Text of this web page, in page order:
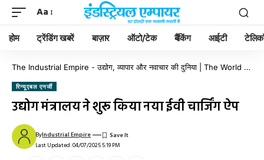
Aa
होम ट्रेंडिंग खबरें बाज़ार ऑटो/टेक बैंकिंग आईटी
The Industrial Empire - उद्योग, व्यापार और नवाचार की दुनिया | The World of Industry, Business & Innovation
रिन्यूएबल एनर्जी
उद्योग मंत्रालय ने शुरू किया नया ईवी चार्जिंग ऐप
Last Updated: 04/07/2025 5:19 PM
ByIndustrial Empire